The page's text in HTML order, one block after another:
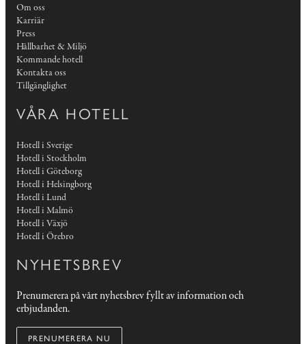
Om oss
Karriär
Press
Hållbarhet & Miljö
Kommande hotell
Kontakta oss
Tillgänglighet
VÅRA HOTELL
Hotell i Sverige
Hotell i Stockholm
Hotell i Göteborg
Hotell i Helsingborg
Hotell i Lund
Hotell i Malmö
Hotell i Växjö
Hotell i Örebro
NYHETSBREV
Prenumerera på vårt nyhetsbrev fyllt av information och
erbjudanden.
PRENUMERERA NU